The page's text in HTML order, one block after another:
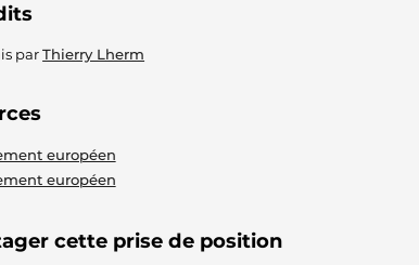
parThierry Lherm
européen
européen
cette prise de position